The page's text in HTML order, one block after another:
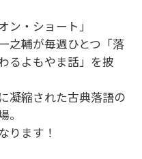
・ショート」
輔が毎週ひとつ「落
るよもやま話」を披
凝縮された古典落語の
ります！